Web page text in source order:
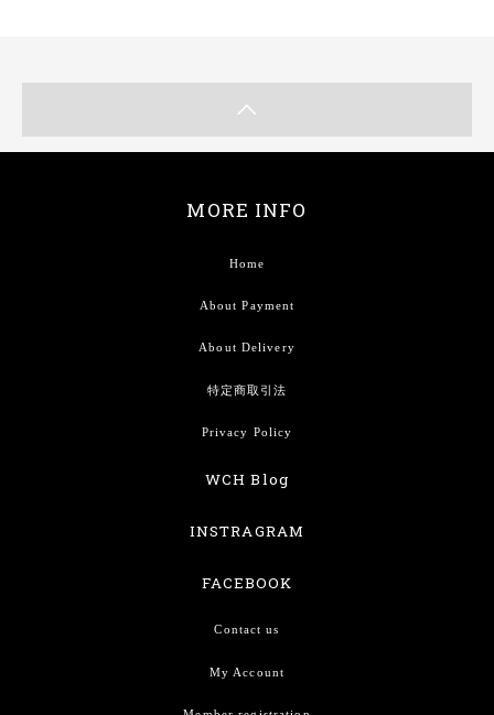
MORE INFO
Home
About Payment
About Delivery
特定商取引法
Privacy Policy
WCH Blog
INSTRAGRAM
FACEBOOK
Contact us
My Account